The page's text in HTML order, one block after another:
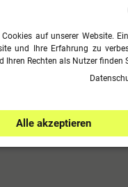
auf unserer Website.
und Ihre Erfahrung zu
Ihren Rechten als Nutzer finden
Alle akzeptieren